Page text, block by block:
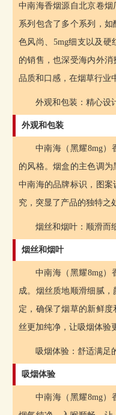
中南海香烟源自北京卷
系列包含了多个系列，
色风尚、5mg细支以及硬
的销售，也深受海内外
品质和口感，在烟草行业
外观和包装：精心设
外观和包装
中南海（黑耀8mg）
的风格。烟盒的主色调
中南海的品牌标识，图
究，突显了产品的独特之
烟丝和烟叶：顺滑而
烟丝和烟叶
中南海（黑耀8mg）
成。烟丝质地顺滑细腻
定，确保了烟草的新鲜
丝更加纯净，让吸烟体验
吸烟体验：舒适满足
吸烟体验
中南海（黑耀8mg）